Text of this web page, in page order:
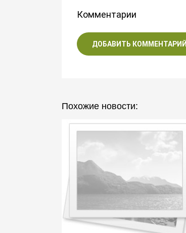
Комментарии
ДОБАВИТЬ КОММЕНТАРИЙ
Похожие новости: